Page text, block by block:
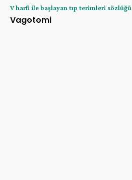
V harfi ile başlayan tıp terimleri sözlüğü
Vagotomi